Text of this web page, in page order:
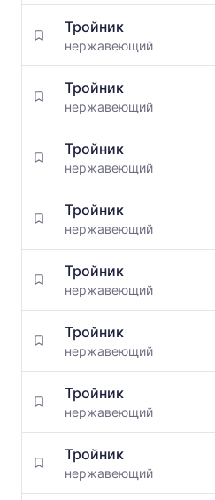
Тройник
нержавеющий
Тройник
нержавеющий
Тройник
нержавеющий
Тройник
нержавеющий
Тройник
нержавеющий
Тройник
нержавеющий
Тройник
нержавеющий
Тройник
нержавеющий